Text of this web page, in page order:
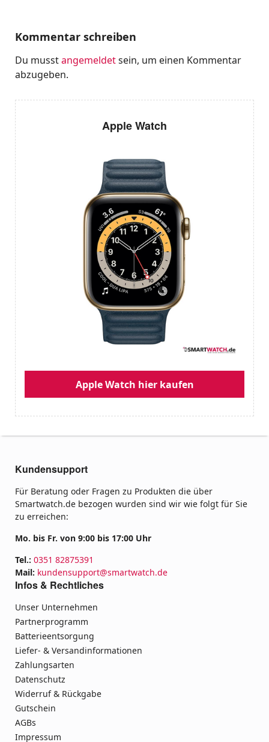
Kommentar schreiben
Du musstangemeldetsein, um einen Kommentar
abzugeben.
Apple Watch
Apple Watch hier kaufen
Kundensupport
Für Beratung oder Fragen zu Produkten die über
Smartwatch.de bezogen wurden sind wir wie folgt für Sie
zu erreichen:
Mo. bis Fr. von 9:00 bis 17:00 Uhr
Tel.: 0351 82875391
Mail: kundensupport@smartwatch.de
Infos & Rechtliches
Unser Unternehmen
Partnerprogramm
Batterieentsorgung
Liefer- & Versandinformationen
Zahlungsarten
Datenschutz
Widerruf & Rückgabe
Gutschein
AGBs
Impressum